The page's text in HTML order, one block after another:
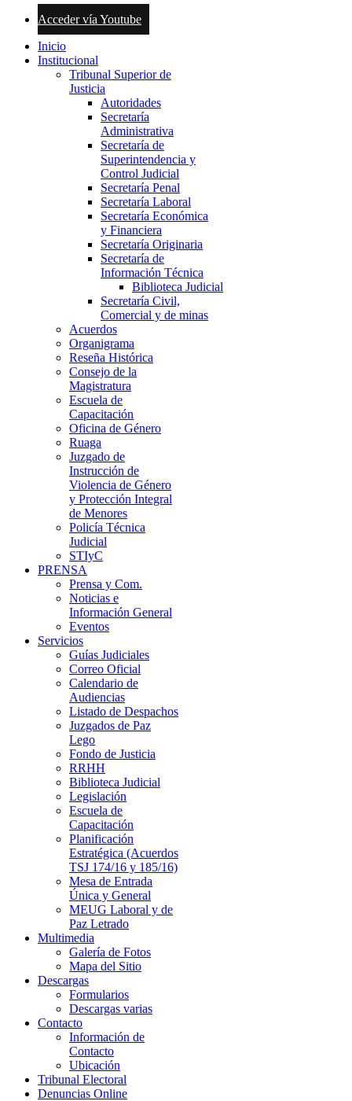
Acceder vía Youtube
Inicio
Institucional
Tribunal Superior de
Justicia
Autoridades
Secretaría
Administrativa
Secretaría de
Superintendencia y
Control Judicial
Secretaría Penal
Secretaría Laboral
Secretaría Económica
y Financiera
Secretaría Originaria
Secretaría de
Información Técnica
Biblioteca Judicial
Secretaría Civil,
Comercial y de minas
Acuerdos
Organigrama
Reseña Histórica
Consejo de la
Magistratura
Escuela de
Capacitación
Oficina de Género
Ruaga
Juzgado de
Instrucción de
Violencia de Género
y Protección Integral
de Menores
Policía Técnica
Judicial
STIyC
PRENSA
Prensa y Com.
Noticias e
Información General
Eventos
Servicios
Guías Judiciales
Correo Oficial
Calendario de
Audiencias
Listado de Despachos
Juzgados de Paz
Lego
Fondo de Justicia
RRHH
Biblioteca Judicial
Legislación
Escuela de
Capacitación
Planificación
Estratégica (Acuerdos
TSJ 174/16 y 185/16)
Mesa de Entrada
Única y General
MEUG Laboral y de
Paz Letrado
Multimedia
Galería de Fotos
Mapa del Sitio
Descargas
Formularios
Descargas varias
Contacto
Información de
Contacto
Ubicación
Tribunal Electoral
Denuncias Online